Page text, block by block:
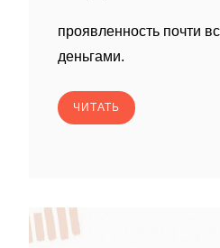
проявленность почти
деньгами.
ЧИТАТЬ